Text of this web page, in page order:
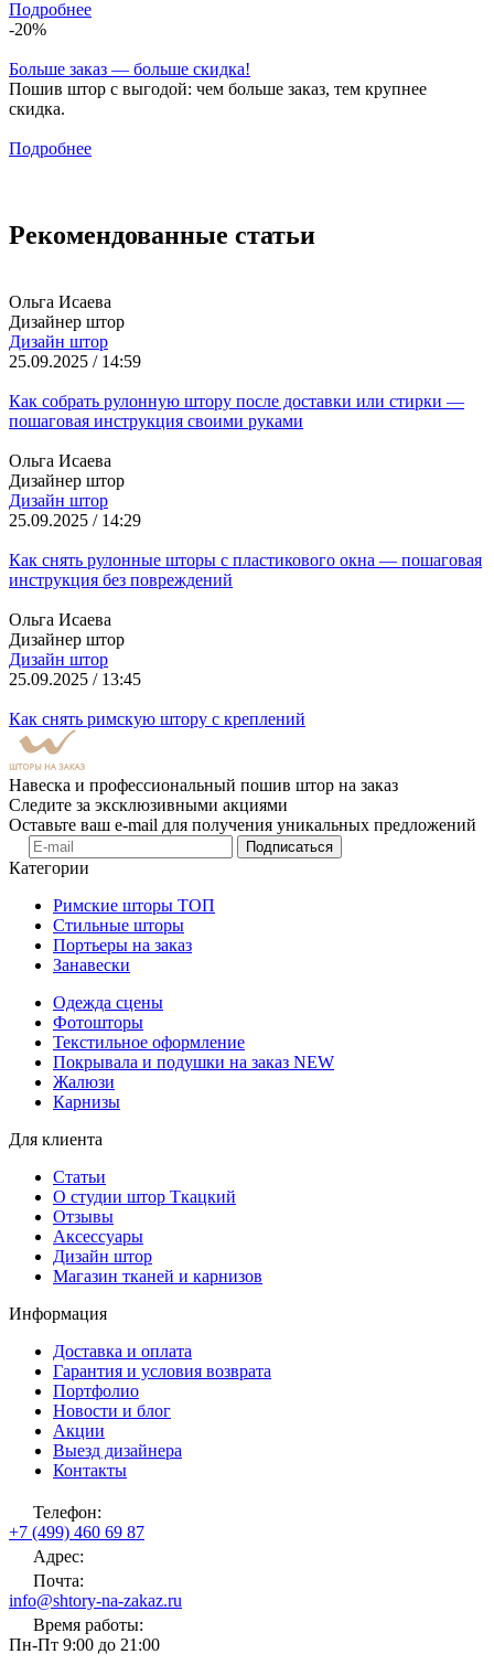
Подробнее
-20%
Больше заказ — больше скидка!
Пошив штор с выгодой: чем больше заказ, тем крупнее
скидка.
Подробнее
Рекомендованные статьи
Ольга Исаева
Дизайнер штор
Дизайн штор
25.09.2025 / 14:59
Как собрать рулонную штору после доставки или стирки —
пошаговая инструкция своими руками
Ольга Исаева
Дизайнер штор
Дизайн штор
25.09.2025 / 14:29
Как снять рулонные шторы с пластикового окна — пошаговая
инструкция без повреждений
Ольга Исаева
Дизайнер штор
Дизайн штор
25.09.2025 / 13:45
Как снять римскую штору с креплений
Навеска и профессиональный пошив штор на заказ
Следите за эксклюзивными акциями
Оставьте ваш e-mail для получения уникальных предложений
Подписаться
Категории
Римские шторы ТОП
Стильные шторы
Портьеры на заказ
Занавески
Одежда сцены
Фотошторы
Текстильное оформление
Покрывала и подушки на заказ NEW
Жалюзи
Карнизы
Для клиента
Статьи
О студии штор Ткацкий
Отзывы
Аксессуары
Дизайн штор
Магазин тканей и карнизов
Информация
Доставка и оплата
Гарантия и условия возврата
Портфолио
Новости и блог
Акции
Выезд дизайнера
Контакты
Телефон:
+7 (499) 460 69 87
Адрес:
Почта:
info@shtory-na-zakaz.ru
Время работы:
Пн-Пт 9:00 до 21:00